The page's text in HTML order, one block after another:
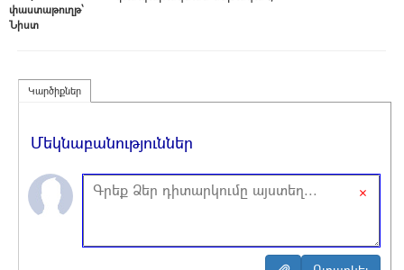
փաստաթուղթ՝
Նիստ
Կարծիքներ
Մեկնաբանություններ
×